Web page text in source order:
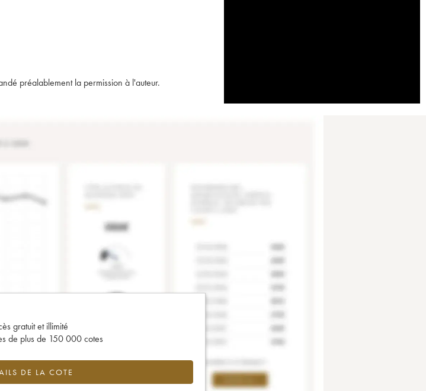
préalablement la permission à l'auteur.
gratuit et illimité
de plus de 150 000 cotes
DE LA COTE